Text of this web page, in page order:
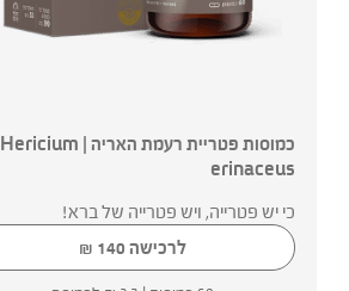
כמוסות פטריית רעמת האריה | Hericium
erinaceus
כי יש פטרייה, ויש פטרייה של ברא!
לרכישה
₪ 140